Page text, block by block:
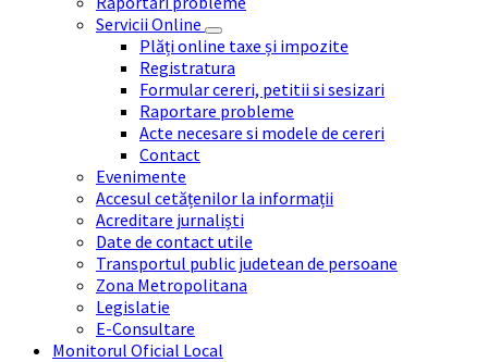
Servicii Online
Plăți online taxe și impozite
Registratura
Formular cereri, petitii si sesizari
Raportare probleme
Acte necesare si modele de cereri
Contact
Evenimente
Accesul cetățenilor la informații
Acreditare jurnaliști
Date de contact utile
Transportul public judetean de persoane
Zona Metropolitana
Legislatie
E-Consultare
Monitorul Oficial Local